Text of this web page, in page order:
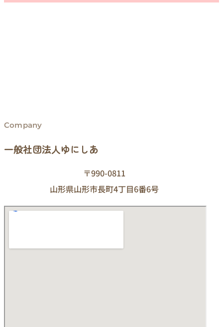
Company
一般社団法人ゆにしあ
〒990-0811
山形県山形市長町4丁目6番6号